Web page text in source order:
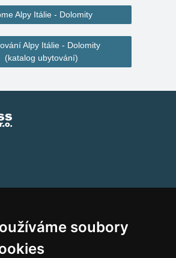
soubory
Alpy Itálie - Dolomity
Alpy Itálie - Dolomity
(katalog ubytování)
Itálie - Dolomity